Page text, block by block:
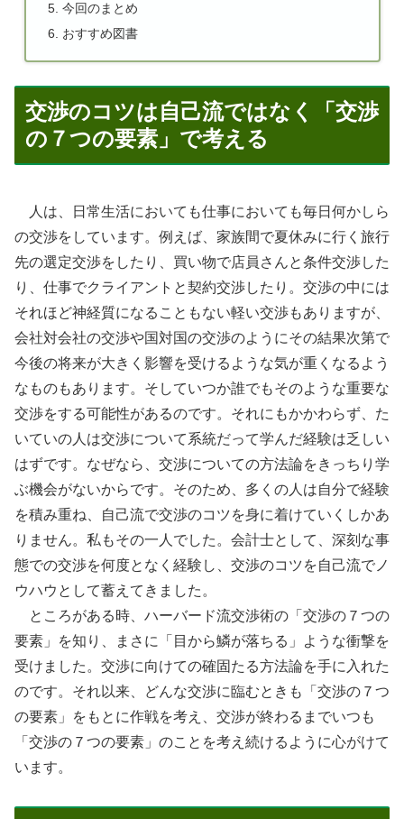
今回のまとめ
おすすめ図書
交渉のコツは自己流ではなく「交渉
の７つの要素」で考える
人は、日常生活においても仕事においても毎日何かしら
の交渉をしています。例えば、家族間で夏休みに行く旅行
先の選定交渉をしたり、買い物で店員さんと条件交渉した
り、仕事でクライアントと契約交渉したり。交渉の中には
それほど神経質になることもない軽い交渉もありますが、
会社対会社の交渉や国対国の交渉のようにその結果次第で
今後の将来が大きく影響を受けるような気が重くなるよう
なものもあります。そしていつか誰でもそのような重要な
交渉をする可能性があるのです。それにもかかわらず、た
いていの人は交渉について系統だって学んだ経験は乏しい
はずです。なぜなら、交渉についての方法論をきっちり学
ぶ機会がないからです。そのため、多くの人は自分で経験
を積み重ね、自己流で交渉のコツを身に着けていくしかあ
りません。私もその一人でした。会計士として、深刻な事
態での交渉を何度となく経験し、交渉のコツを自己流でノ
ウハウとして蓄えてきました。
ところがある時、ハーバード流交渉術の「交渉の７つの
要素」を知り、まさに「目から鱗が落ちる」ような衝撃を
受けました。交渉に向けての確固たる方法論を手に入れた
のです。それ以来、どんな交渉に臨むときも「交渉の７つ
の要素」をもとに作戦を考え、交渉が終わるまでいつも
「交渉の７つの要素」のことを考え続けるように心がけて
います。